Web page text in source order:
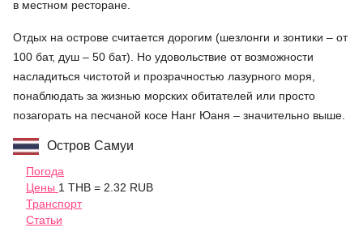
в местном ресторане.
Отдых на острове считается дорогим (шезлонги и зонтики – от
100 бат, душ – 50 бат). Но удовольствие от возможности
насладиться чистотой и прозрачностью лазурного моря,
понаблюдать за жизнью морских обитателей или просто
позагорать на песчаной косе Нанг Юаня – значительно выше.
Остров Самуи
Погода
Цены 1 THB = 2.32 RUB
Транспорт
Статьи